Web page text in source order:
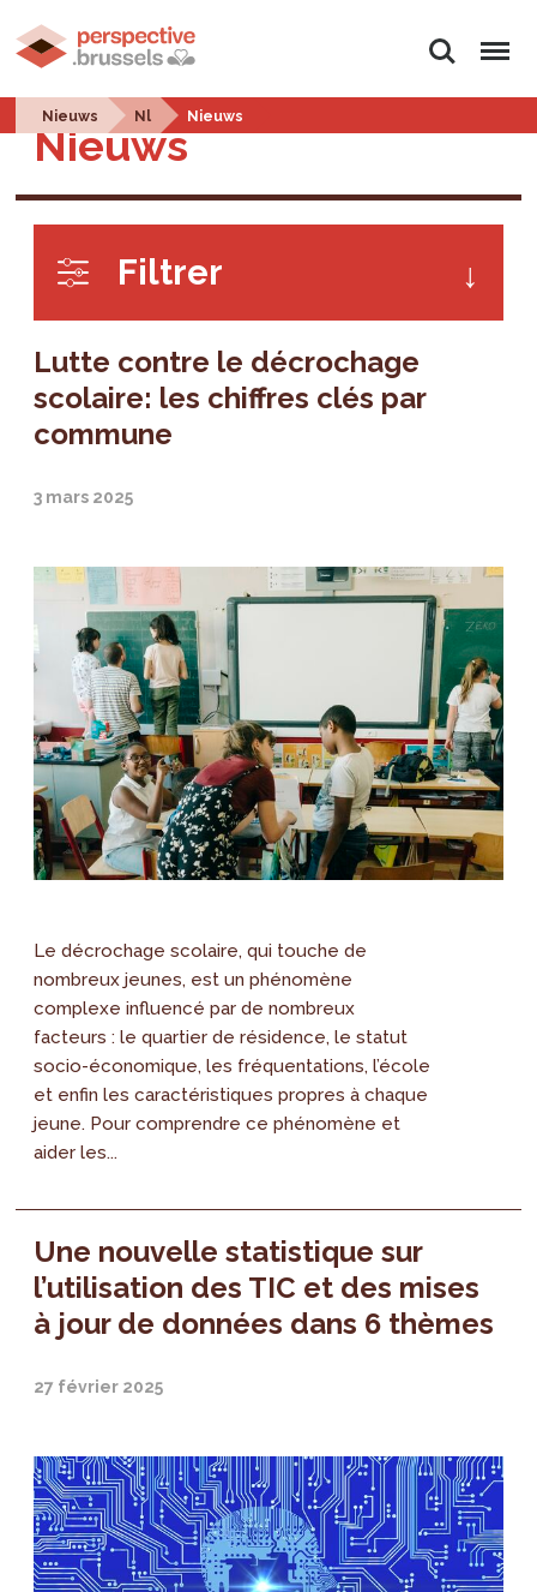
Rechercher
Menu
Nieuws Nl Nieuws
Nieuws
Filtrer
Lutte contre le décrochage
scolaire: les chiffres clés par
commune
3 mars 2025
Le décrochage scolaire, qui touche de
nombreux jeunes, est un phénomène
complexe influencé par de nombreux
facteurs : le quartier de résidence, le statut
socio-économique, les fréquentations, l’école
et enfin les caractéristiques propres à chaque
jeune. Pour comprendre ce phénomène et
aider les...
Une nouvelle statistique sur
l’utilisation des TIC et des mises
à jour de données dans 6 thèmes
27 février 2025